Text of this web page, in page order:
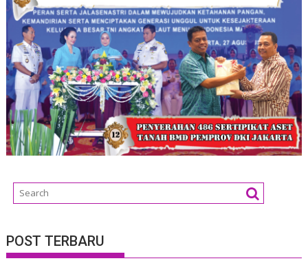
POST TERBARU